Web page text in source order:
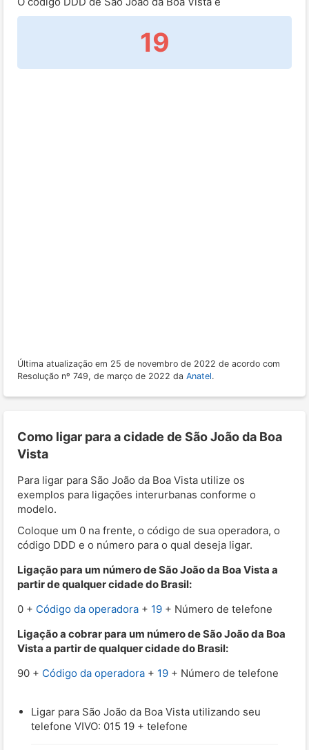
19
Última atualização em 25 de novembro de 2022 de acordo com
Resolução nº 749, de março de 2022 da Anatel.
Como ligar para a cidade de São João da Boa
Vista
Para ligar para São João da Boa Vista utilize os
exemplos para ligações interurbanas conforme o
modelo.
Coloque um 0 na frente, o código de sua operadora, o
código DDD e o número para o qual deseja ligar.
Ligação para um número de São João da Boa Vista a
partir de qualquer cidade do Brasil:
0 + Código da operadora + 19 + Número de telefone
Ligação a cobrar para um número de São João da Boa
Vista a partir de qualquer cidade do Brasil:
90 + Código da operadora + 19 + Número de telefone
Ligar para São João da Boa Vista utilizando seu
telefone VIVO: 015 19 + telefone